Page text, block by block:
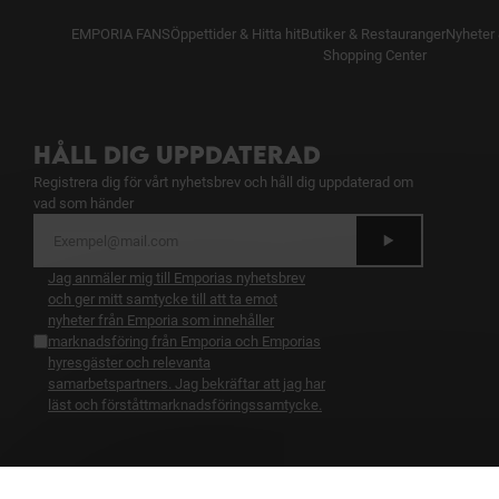
EMPORIA FANSÖppettider & Hitta hitButiker & RestaurangerNyheter
Shopping Center
HÅLL DIG UPPDATERAD
Registrera dig för vårt nyhetsbrev och håll dig uppdaterad om
vad som händer
Jag anmäler mig till Emporias nyhetsbrev
och ger mitt samtycke till att ta emot
nyheter från Emporia som innehåller
marknadsföring från Emporia och Emporias
hyresgäster och relevanta
samarbetspartners. Jag bekräftar att jag har
läst och förståttmarknadsföringssamtycke.